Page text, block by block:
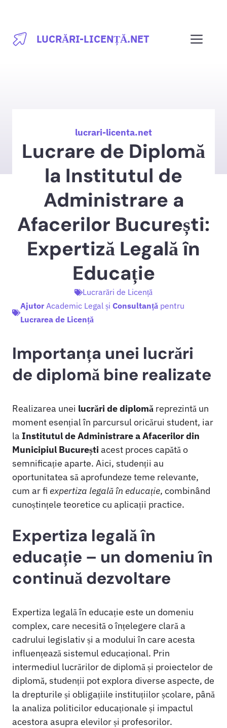
conținut
LUCRĂRI-LICENȚĂ.NET
lucrari-licenta.net
Lucrare de Diplomă
la Institutul de
Administrare a
Afacerilor București:
Expertiză Legală în
Educație
Lucrarări de Licență
Ajutor Academic Legal și Consultanță pentru
Lucrarea de Licență
Importanța unei lucrări
de diplomă bine realizate
Realizarea unei lucrări de diplomă reprezintă un
moment esențial în parcursul oricărui student, iar
la Institutul de Administrare a Afacerilor din
Municipiul Bucureștiacest proces capătă o
semnificație aparte. Aici, studenții au
oportunitatea să aprofundeze teme relevante,
cum ar fi expertiza legală în educație, combinând
cunoștințele teoretice cu aplicații practice.
Expertiza legală în
educație – un domeniu în
continuă dezvoltare
Expertiza legală în educație este un domeniu
complex, care necesită o înțelegere clară a
cadrului legislativ și a modului în care acesta
influențează sistemul educațional. Prin
intermediul lucrărilor de diplomă și proiectelor de
diplomă, studenții pot explora diverse aspecte, de
la drepturile și obligațiile instituțiilor școlare, până
la analiza politicilor educaționale și impactul
acestora asupra elevilor și profesorilor.